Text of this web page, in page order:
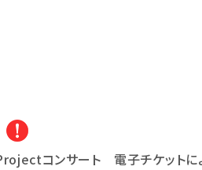
コンサート 電子チケットに